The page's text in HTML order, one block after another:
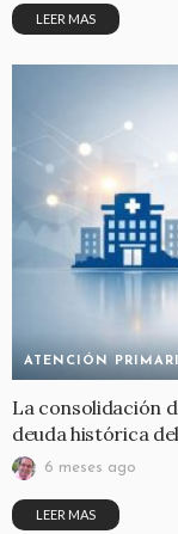
LEER MAS
ATENCIÓN
La consolidación
deuda histórica
6 meses ago
LEER MAS